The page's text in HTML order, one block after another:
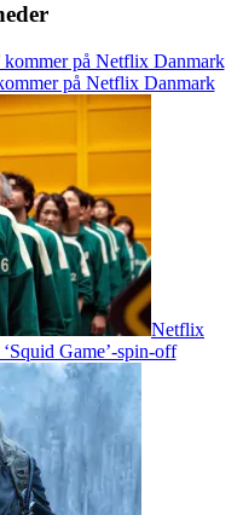
på Netflix Danmark
Netflix
Game’-spin-off